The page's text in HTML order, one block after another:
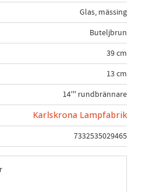
Glas, mässing
Buteljbrun
39 cm
13 cm
14''' rundbrännare
Karlskrona Lampfabrik
7332535029465